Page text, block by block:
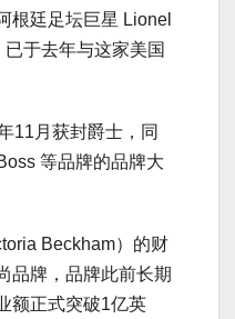
根廷足坛巨星 Lionel
于去年与这家美国
11月获封爵士，同
等品牌的品牌大
Beckham）的财
品牌，品牌此前长期
额正式突破1亿英